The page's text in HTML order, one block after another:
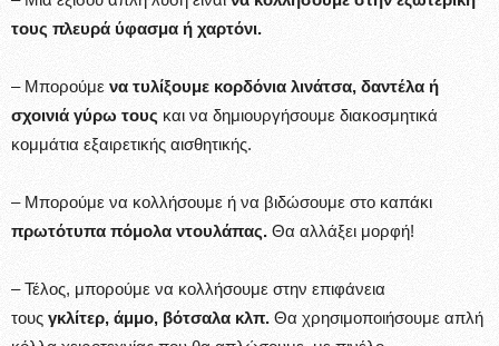
τους πλευρά ύφασμα ή χαρτόνι.
– Μπορούμε να τυλίξουμε κορδόνια λινάτσα, δαντέλα ή
σχοινιά γύρω τους και να δημιουργήσουμε διακοσμητικά
κομμάτια εξαιρετικής αισθητικής.
– Μπορούμε να κολλήσουμε ή να βιδώσουμε στο καπάκι
πρωτότυπα πόμολα ντουλάπας. Θα αλλάξει μορφή!
– Τέλος, μπορούμε να κολλήσουμε στην επιφάνεια
τους γκλίτερ, άμμο, βότσαλα κλπ. Θα χρησιμοποιήσουμε απλή